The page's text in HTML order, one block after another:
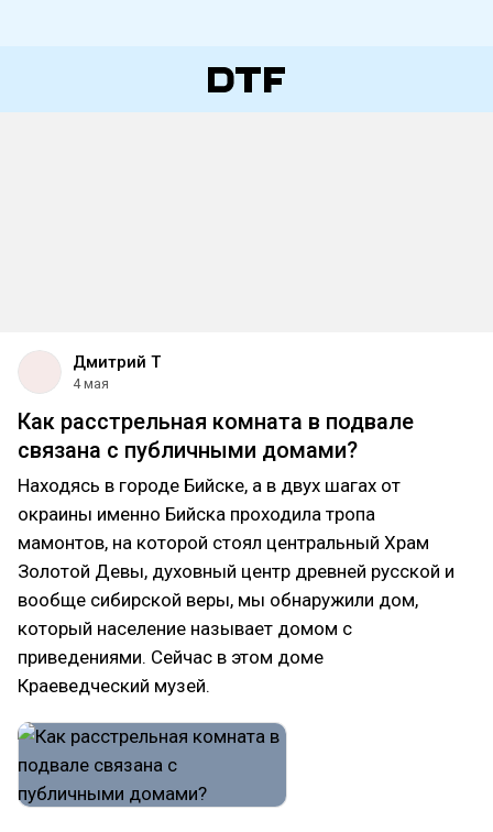
Дмитрий Т
4 мая
Как расстрельная комната в подвале
связана с публичными домами?
Находясь в городе Бийске, а в двух шагах от
окраины именно Бийска проходила тропа
мамонтов, на которой стоял центральный Храм
Золотой Девы, духовный центр древней русской и
вообще сибирской веры, мы обнаружили дом,
который население называет домом с
приведениями. Сейчас в этом доме
Краеведческий музей.